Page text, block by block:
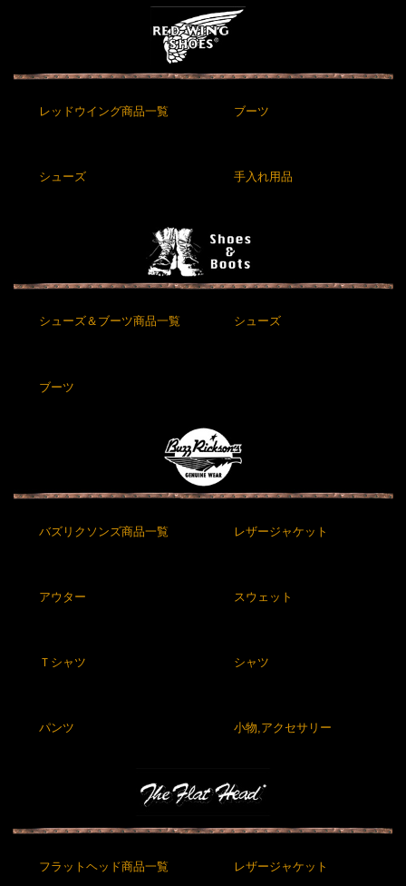
レッドウイング商品一覧 ブーツ
シューズ 手入れ用品
シューズ＆ブーツ商品一覧 シューズ
ブーツ
バズリクソンズ商品一覧 レザージャケット
アウター スウェット
Ｔシャツ シャツ
パンツ 小物,アクセサリー
フラットヘッド商品一覧 レザージャケット